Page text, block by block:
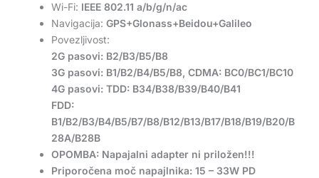
Wi-Fi: IEEE 802.11 a/b/g/n/ac
Navigacija: GPS+Glonass+Beidou+Galileo
Povezljivost:
2G pasovi: B2/B3/B5/B8
3G pasovi: B1/B2/B4/B5/B8, CDMA: BC0/BC1/BC10
4G pasovi: TDD: B34/B38/B39/B40/B41
FDD:
B1/B2/B3/B4/B5/B7/B8/B12/B13/B17/B18/B19/B20/B
28A/B28B
OPOMBA: Napajalni adapter ni priložen!!!
Priporočena moč napajlnika: 15 – 33W PD